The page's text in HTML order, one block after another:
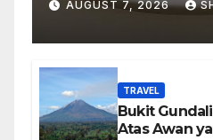
AUGUST 7, 2026
TRAVEL
Bukit
Atas Awan